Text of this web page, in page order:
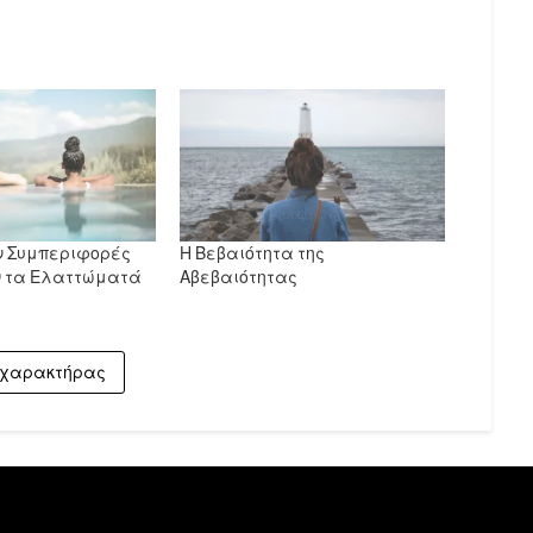
τα Ελαττώματά
Η Βεβαιότητα της
Αβεβαιότητας
χαρακτήρας